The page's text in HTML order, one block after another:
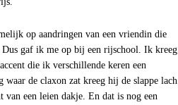
op aandringen van een vriendin die
gaf ik me op bij een rijschool. Ik kreeg
die ik verschillende keren een
de claxon zat kreeg hij de slappe lach.
een leien dakje. En dat is nog een